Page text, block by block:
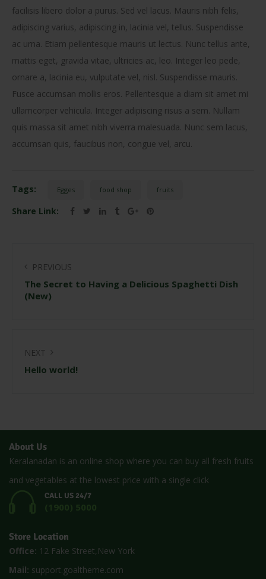
facilisis libero dolor a purus. Sed vel lacus. Mauris nibh felis,
adipiscing varius, adipiscing in, lacinia vel, tellus. Suspendisse
ac urna. Etiam pellentesque mauris ut lectus. Nunc tellus ante,
mattis eget, gravida vitae, ultricies ac, leo. Integer leo pede,
ornare a, lacinia eu, vulputate vel, nisl. Suspendisse mauris.
Fusce accumsan mollis eros. Pellentesque a diam sit amet mi
ullamcorper vehicula. Integer adipiscing risus a sem. Nullam
quis massa sit amet nibh viverra malesuada. Nunc sem lacus,
accumsan quis, faucibus non, congue vel, arcu.
Tags: Egges food shop fruits
Share Link:
PREVIOUS
The Secret to Having a Delicious Spaghetti Dish
(New)
NEXT
Hello world!
About Us
Keralanadan is an online shop where you can buy all fresh fruits
and vegetables at the lowest price with a single click
CALL US 24/7
(1900) 5000
Store Location
Office: 12 Fake Street,New York
Mail: support.goaltheme.com